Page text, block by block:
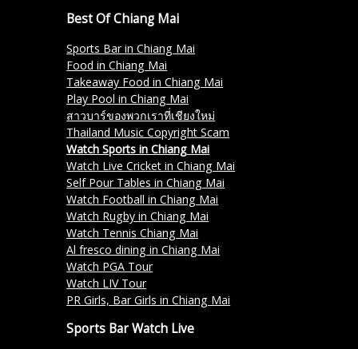
Best Of Chiang Mai
Sports Bar in Chiang Mai
Food in Chiang Mai
Takeaway Food in Chiang Mai
Play Pool in Chiang Mai
สาวบาร์ของพวกเราที่เชียงใหม่
Thailand Music Copyright Scam
Watch Sports in Chiang Mai
Watch Live Cricket in Chiang Mai
Self Pour Tables in Chiang Mai
Watch Football in Chiang Mai
Watch Rugby in Chiang Mai
Watch Tennis Chiang Mai
Al fresco dining in Chiang Mai
Watch PGA Tour
Watch LIV Tour
PR Girls, Bar Girls in Chiang Mai
Sports Bar Watch Live